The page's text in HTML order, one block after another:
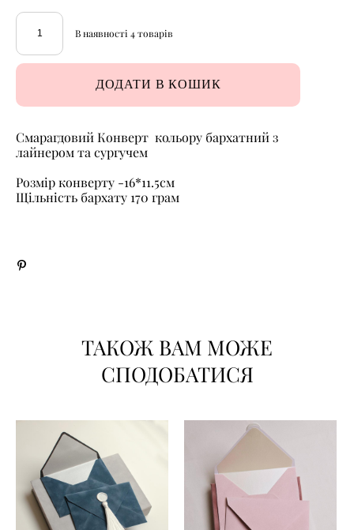
В наявності 4 товарів
ДОДАТИ В КОШИК
Смарагдовий Конверт кольору бархатний з
лайнером та сургучем
Розмір конверту -16*11.5см
Щільність бархату 170 грам
ТАКОЖ ВАМ МОЖЕ
СПОДОБАТИСЯ